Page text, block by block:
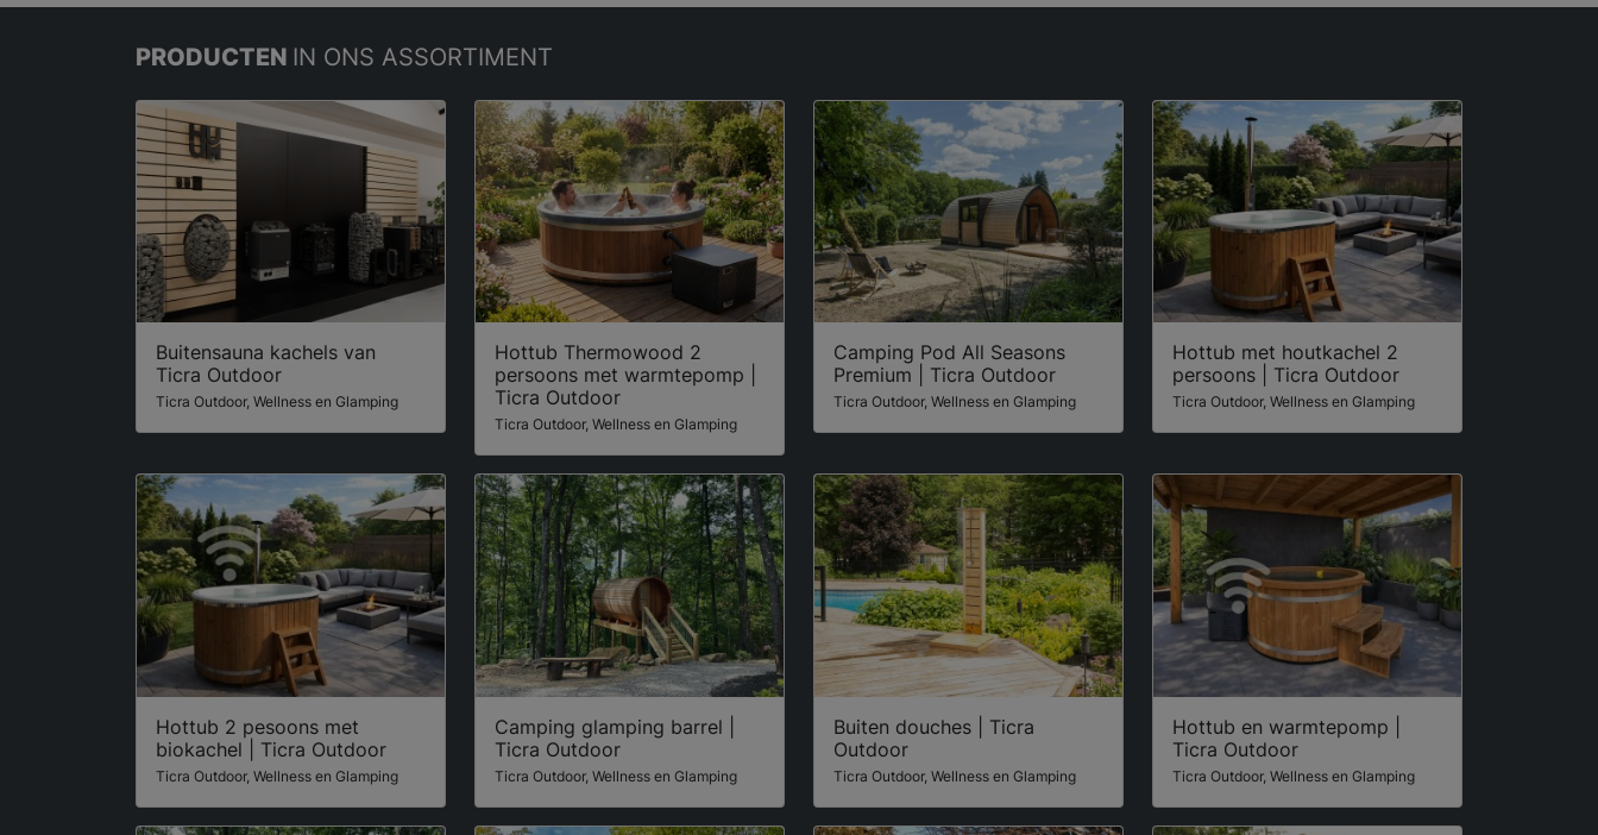
PRODUCTEN IN ONS ASSORTIMENT
Buitensauna kachels van
Ticra Outdoor
Ticra Outdoor, Wellness en Glamping
Hottub Thermowood 2
persoons met warmtepomp |
Ticra Outdoor
Ticra Outdoor, Wellness en Glamping
Camping Pod All Seasons
Premium | Ticra Outdoor
Ticra Outdoor, Wellness en Glamping
Hottub met houtkachel 2
persoons | Ticra Outdoor
Ticra Outdoor, Wellness en Glamping
Hottub 2 pesoons met
biokachel | Ticra Outdoor
Ticra Outdoor, Wellness en Glamping
Camping glamping barrel |
Ticra Outdoor
Ticra Outdoor, Wellness en Glamping
Buiten douches | Ticra
Outdoor
Ticra Outdoor, Wellness en Glamping
Hottub en warmtepomp |
Ticra Outdoor
Ticra Outdoor, Wellness en Glamping